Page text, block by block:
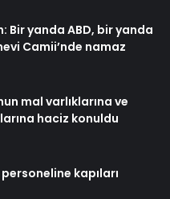
Bir yanda ABD, bir yanda
Camii’nde namaz
mal varlıklarına ve
haciz konuldu
kapıları